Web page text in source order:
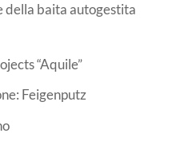
della baita autogestita
“Aquile”
Feigenputz